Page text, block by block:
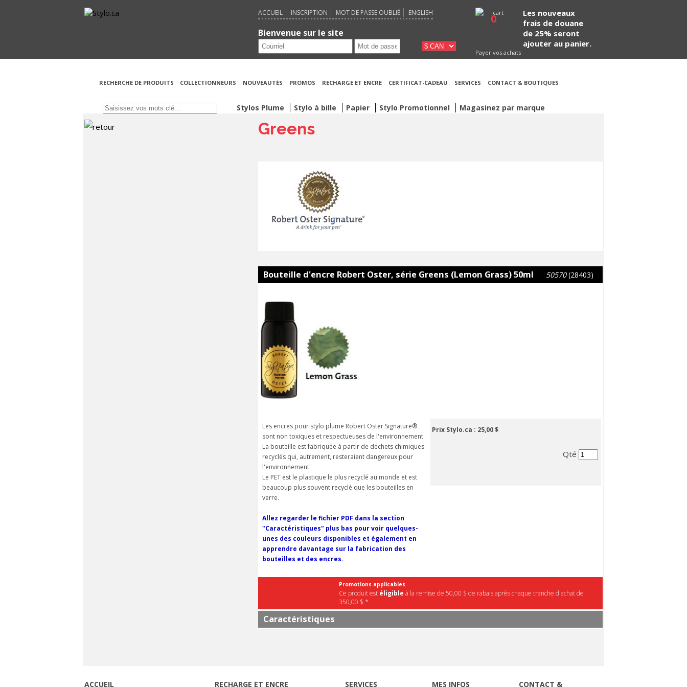
ACCUEIL INSCRIPTION MOT DE PASSE OUBLIÉ ENGLISH
Bienvenue sur le site
Payer vos achats
0
Les nouveaux
frais de douane
de 25% seront
ajouter au panier.
RECHERCHE DE PRODUITS COLLECTIONNEURS NOUVEAUTÉS PROMOS RECHARGE ET ENCRE CERTIFICAT-CADEAU SERVICES CONTACT & BOUTIQUES
Stylos Plume Stylo à bille Papier Stylo Promotionnel Magasinez par marque
Greens
Bouteille d'encre Robert Oster, série Greens (Lemon Grass) 50ml 50570 (28403)
Les encres pour stylo plume Robert Oster Signature®
sont non toxiques et respectueuses de l'environnement.
La bouteille est fabriquée à partir de déchets chimiques
recyclés qui, autrement, resteraient dangereux pour
l'environnement.
Le PET est le plastique le plus recyclé au monde et est
beaucoup plus souvent recyclé que les bouteilles en
verre.
Allez regarder le fichier PDF dans la section
"Caractéristiques" plus bas pour voir quelques-
unes des couleurs disponibles et également en
apprendre davantage sur la fabrication des
bouteilles et des encres.
Prix Stylo.ca : 25,00 $
Qté
Promotions applicables
Ce produit est éligible à la remise de 50,00 $ de rabais après chaque tranche d'achat de
350,00 $.*
Caractéristiques
ACCUEIL RECHARGE ET ENCRE SERVICES MES INFOS CONTACT &